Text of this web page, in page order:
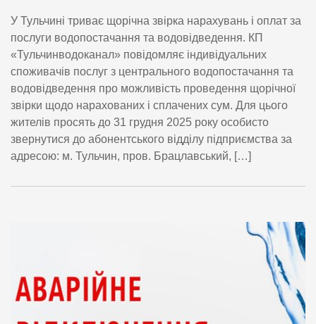
У Тульчині триває щорічна звірка нарахувань і оплат за
послуги водопостачання та водовідведення. КП
«Тульчинводоканал» повідомляє індивідуальних
споживачів послуг з центрального водопостачання та
водовідведення про можливість проведення щорічної
звірки щодо нарахованих і сплачених сум. Для цього
жителів просять до 31 грудня 2025 року особисто
звернутися до абонентського відділу підприємства за
адресою: м. Тульчин, пров. Брацлавський, […]